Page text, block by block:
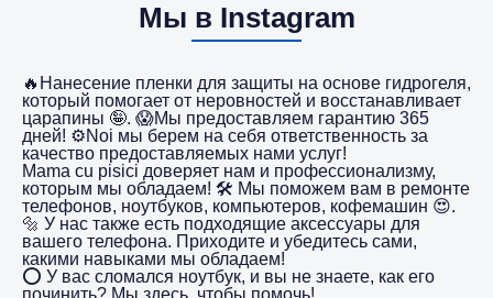
Мы в Instagram
🔥Нанесение пленки для защиты на основе гидрогеля,
который помогает от неровностей и восстанавливает
царапины 🤪. 😱Мы предоставляем гарантию 365
дней! ⚙️Noi мы берем на себя ответственность за
качество предоставляемых нами услуг!
Mama cu pisici доверяет нам и профессионализму,
которым мы обладаем! 🛠️ Мы поможем вам в ремонте
телефонов, ноутбуков, компьютеров, кофемашин 😍.
🔩 У нас также есть подходящие аксессуары для
вашего телефона. Приходите и убедитесь сами,
какими навыками мы обладаем!
⭕️ У вас сломался ноутбук, и вы не знаете, как его